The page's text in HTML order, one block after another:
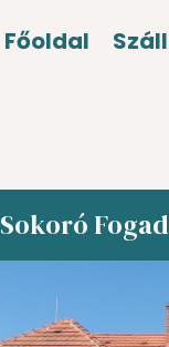
Főoldal
Sokoró